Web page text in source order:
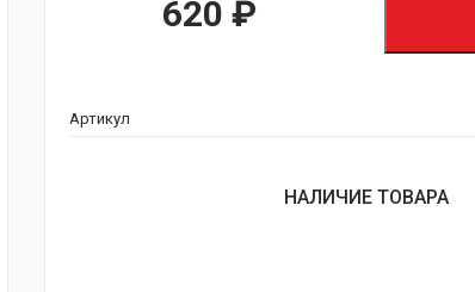
620 ₽
Артикул
НАЛИЧИЕ ТОВАРА